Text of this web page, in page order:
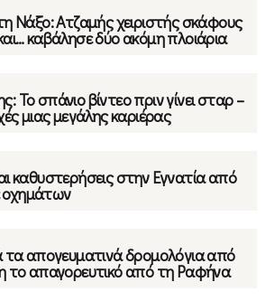
Νάξο: Ατζαμής χειριστής σκάφους
καβάλησε δύο ακόμη πλοιάρια
Το σπάνιο βίντεο πριν γίνει σταρ –
μιας μεγάλης καριέρας
καθυστερήσεις στην Εγνατία από
τα απογευματινά δρομολόγια από
το απαγορευτικό από τη Ραφήνα